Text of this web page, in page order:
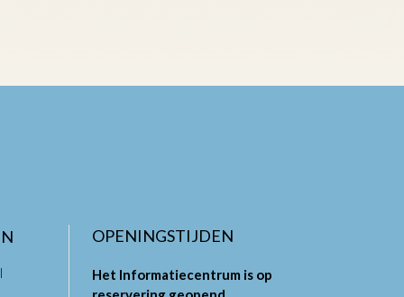
OPENINGSTIJDEN
Het Informatiecentrum is op